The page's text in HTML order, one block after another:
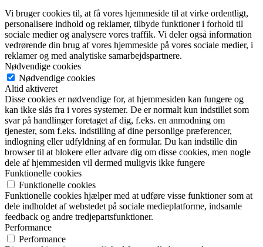
Vi bruger cookies til, at få vores hjemmeside til at virke ordentligt,
personalisere indhold og reklamer, tilbyde funktioner i forhold til
sociale medier og analysere vores traffik. Vi deler også information
vedrørende din brug af vores hjemmeside på vores sociale medier, i
reklamer og med analytiske samarbejdspartnere.
Nødvendige cookies
Nødvendige cookies
Altid aktiveret
Disse cookies er nødvendige for, at hjemmesiden kan fungere og
kan ikke slås fra i vores systemer. De er normalt kun indstillet som
svar på handlinger foretaget af dig, f.eks. en anmodning om
tjenester, som f.eks. indstilling af dine personlige præferencer,
indlogning eller udfyldning af en formular. Du kan indstille din
browser til at blokere eller advare dig om disse cookies, men nogle
dele af hjemmesiden vil dermed muligvis ikke fungere
Funktionelle cookies
Funktionelle cookies
Funktionelle cookies hjælper med at udføre visse funktioner som at
dele indholdet af webstedet på sociale medieplatforme, indsamle
feedback og andre tredjepartsfunktioner.
Performance
Performance